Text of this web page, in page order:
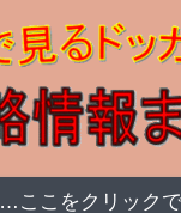
ここをクリック